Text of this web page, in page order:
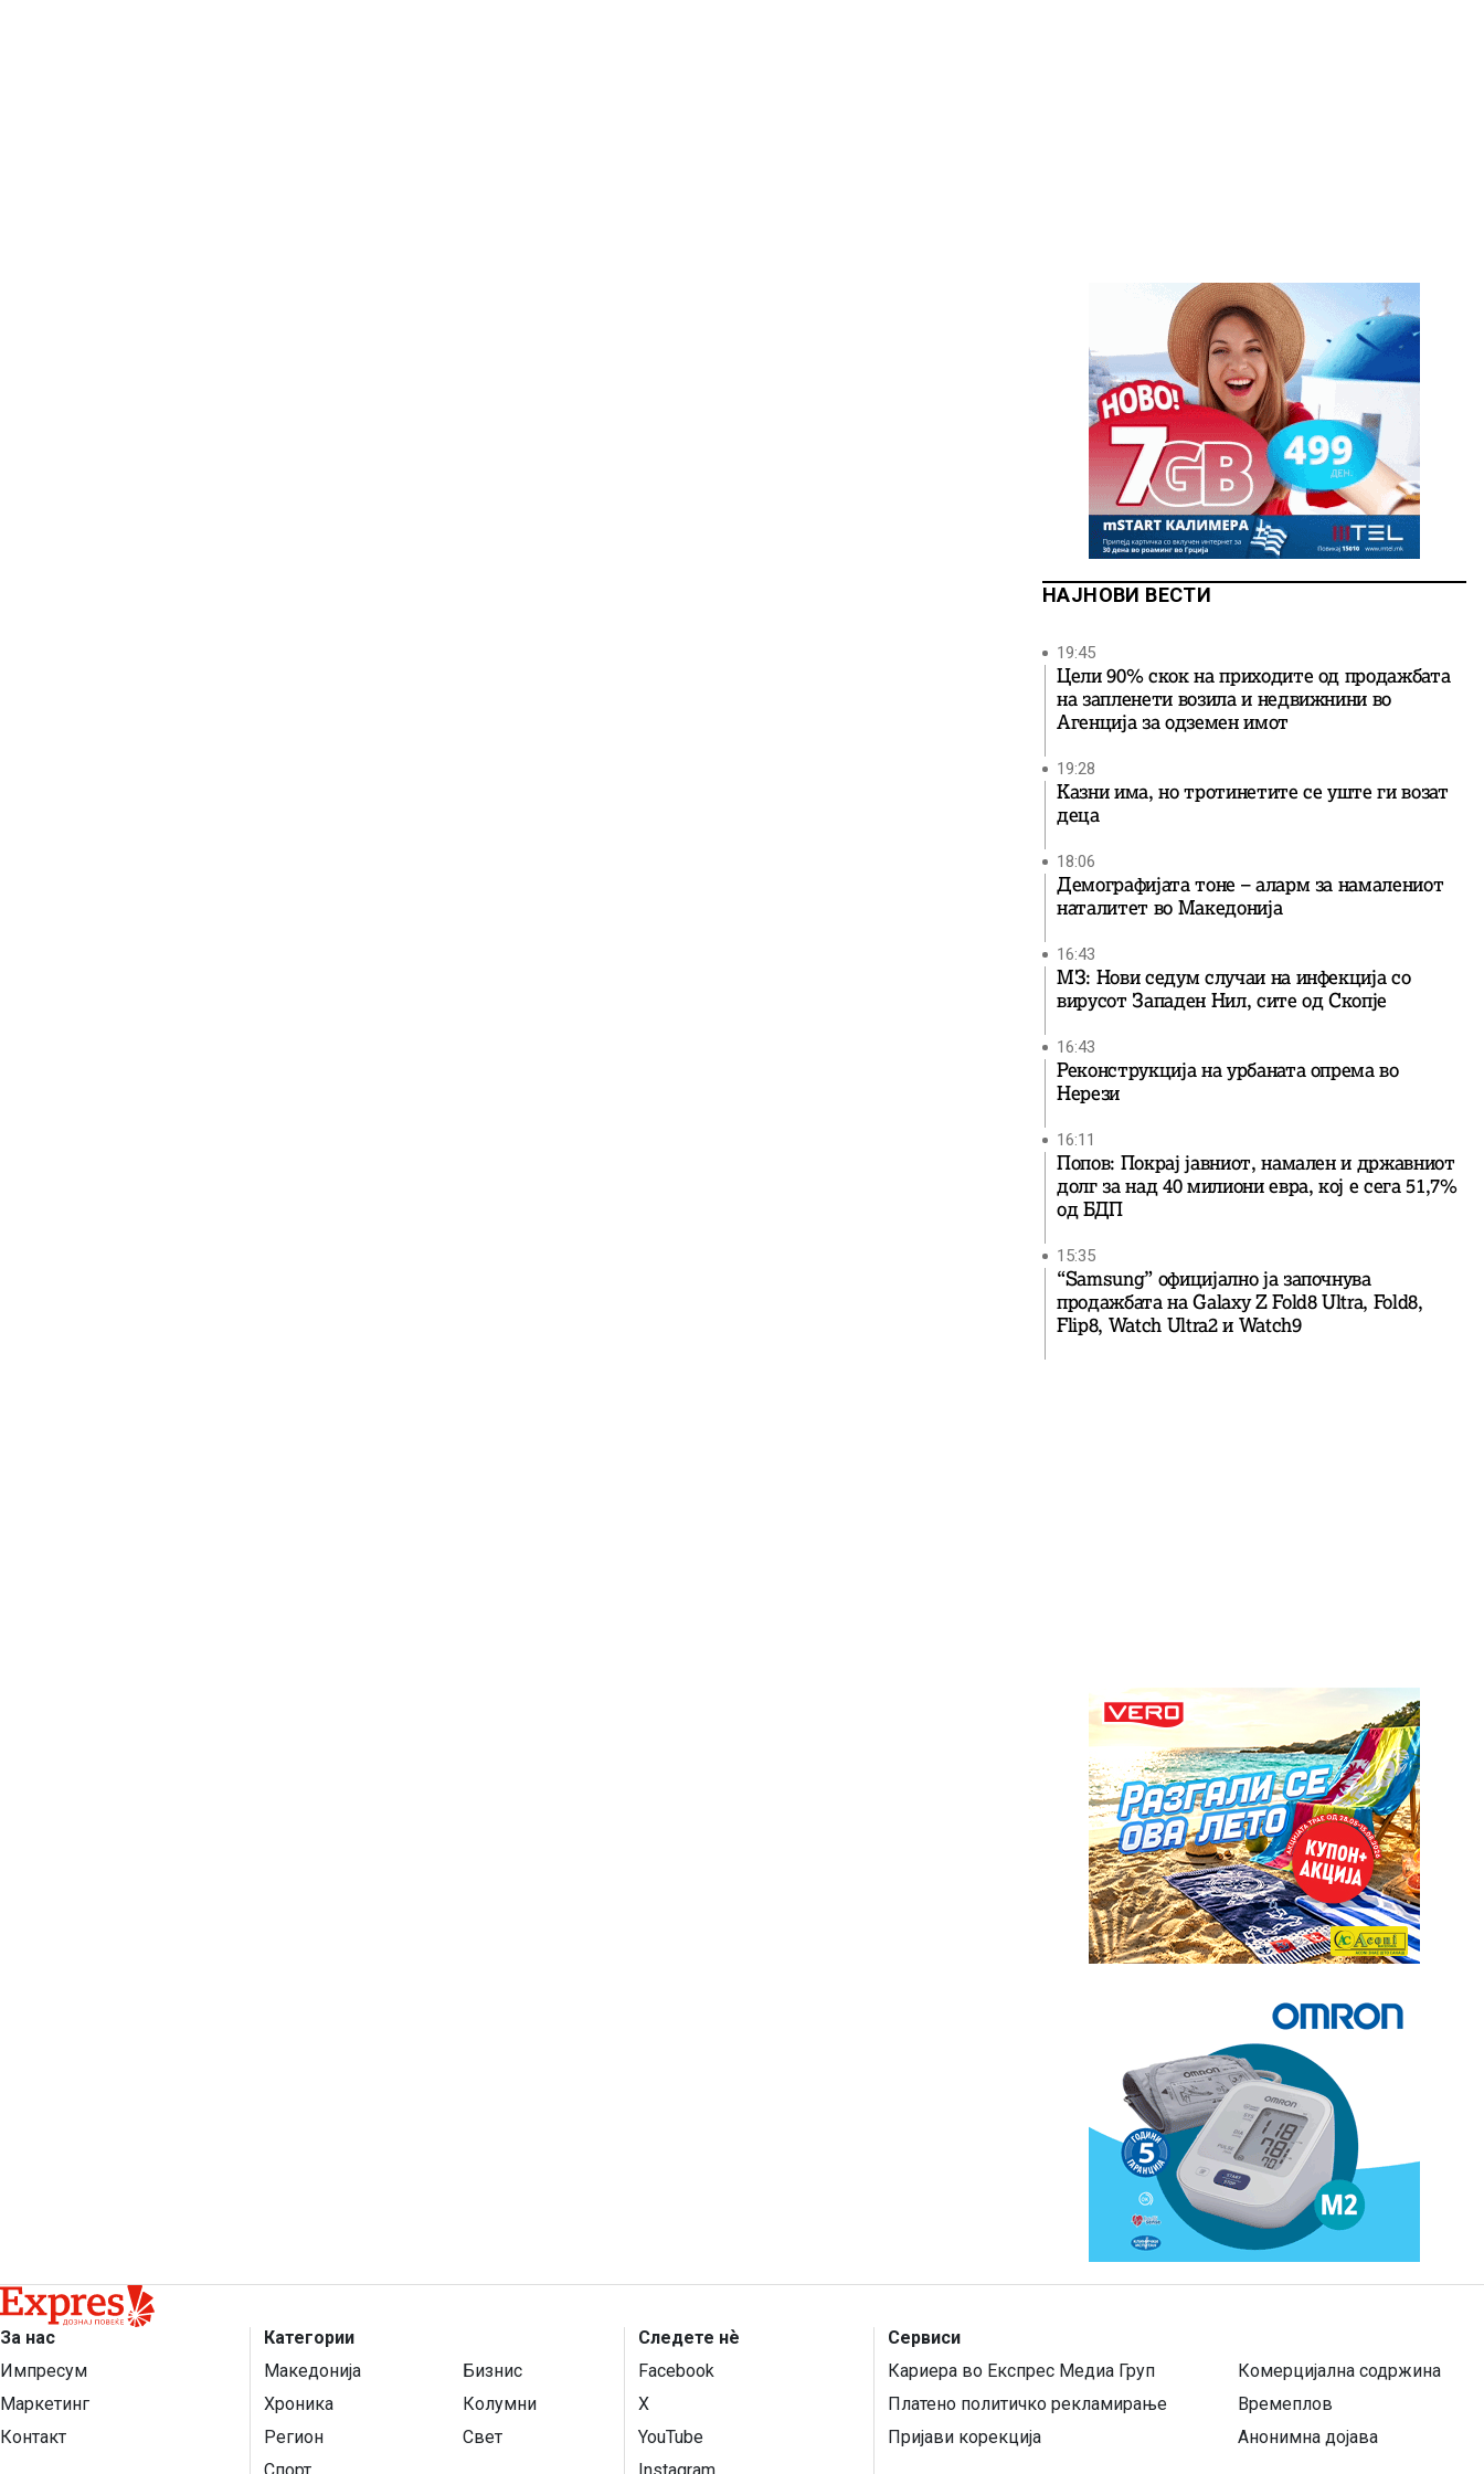
НАЈНОВИ ВЕСТИ
19:45
Цели 90% скок на приходите од продажбата
на запленети возила и недвижнини во
Агенција за одземен имот
19:28
Казни има, но тротинетите се уште ги возат
деца
18:06
Демографијата тоне – аларм за намалениот
наталитет во Македонија
16:43
МЗ: Нови седум случаи на инфекција со
вирусот Западен Нил, сите од Скопје
16:43
Реконструкција на урбаната опрема во
Нерези
16:11
Попов: Покрај јавниот, намален и државниот
долг за над 40 милиони евра, кој e сега 51,7%
од БДП
15:35
“Samsung” официјално ја започнува
продажбата на Galaxy Z Fold8 Ultra, Fold8,
Flip8, Watch Ultra2 и Watch9
За нас
Импресум
Маркетинг
Контакт
Категории
Македонија
Бизнис
Хроника
Колумни
Регион
Свет
Следете нѐ
Facebook
X
YouTube
Сервиси
Кариера во Експрес Медиа Груп
Комерцијална содржина
Платено политичко рекламирање
Времеплов
Пријави корекција
Анонимна дојава